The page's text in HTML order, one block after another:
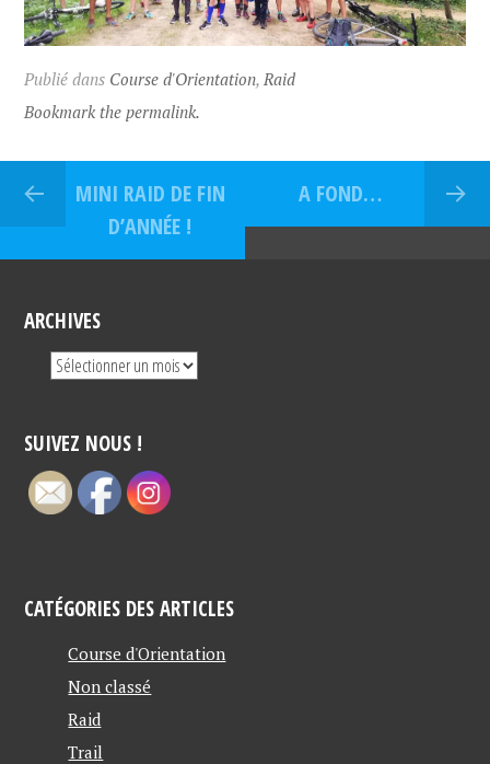
Publié dans Course d'Orientation,Raid
Bookmark the permalink.
MINI RAID DE FIN
D’ANNÉE !
A FOND…
ARCHIVES
SUIVEZ NOUS !
CATÉGORIES DES ARTICLES
Course d'Orientation
Non classé
Raid
Trail